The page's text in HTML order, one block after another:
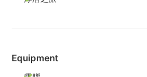
Equipment